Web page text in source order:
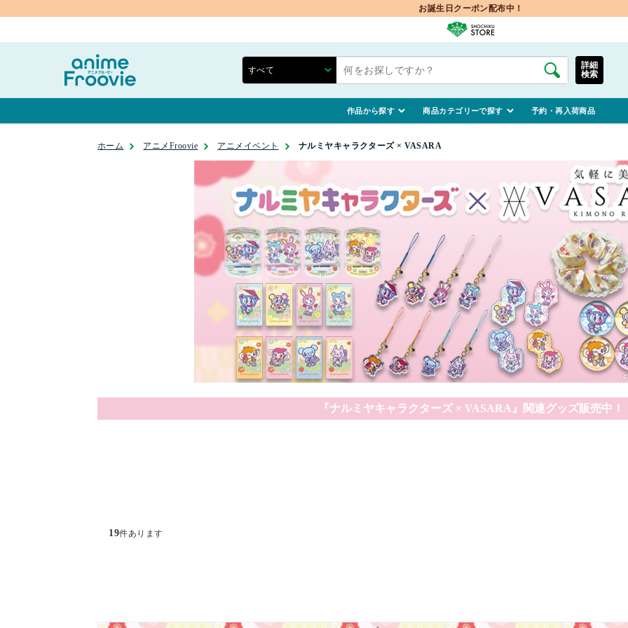
お誕生日クーポン配布中！
詳細
検索
作品から探す 商品カテゴリーで探す 予約・再入荷商品
ホーム アニメFroovie アニメイベント ナルミヤキャラクターズ × VASARA
『ナルミヤキャラクターズ × VASARA』関連グッズ販売中！
19件あります